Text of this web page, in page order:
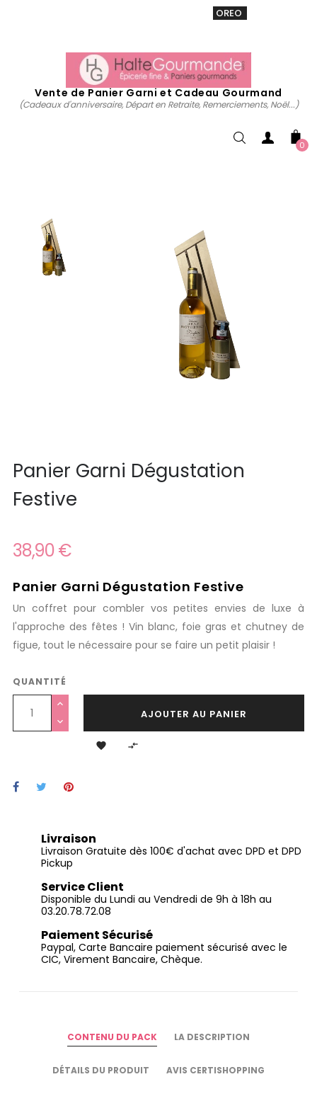
OREO
Vente de Panier Garni et Cadeau Gourmand
(Cadeaux d'anniversaire, Départ en Retraite, Remerciements, Noël...)
0
Panier Garni Dégustation
Festive
38,90 €
Panier Garni Dégustation Festive
Un coffret pour combler vos petites envies de luxe à
l'approche des fêtes ! Vin blanc, foie gras et chutney de
figue, tout le nécessaire pour se faire un petit plaisir !
QUANTITÉ
AJOUTER AU PANIER
 
Livraison
Livraison Gratuite dès 100€ d'achat avec DPD et DPD
Pickup
Service Client
Disponible du Lundi au Vendredi de 9h à 18h au
03.20.78.72.08
Paiement Sécurisé
Paypal, Carte Bancaire paiement sécurisé avec le
CIC, Virement Bancaire, Chèque.
CONTENU DU PACK LA DESCRIPTION
DÉTAILS DU PRODUIT AVIS CERTISHOPPING